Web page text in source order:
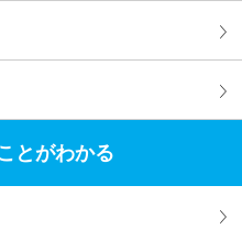
とがわかる